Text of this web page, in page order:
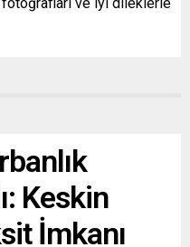
Keskin
İmkanı